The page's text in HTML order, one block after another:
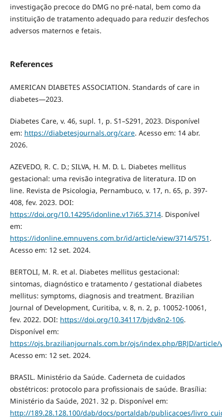
investigação precoce do DMG no pré-natal, bem como da
instituição de tratamento adequado para reduzir desfechos
adversos maternos e fetais.
References
AMERICAN DIABETES ASSOCIATION. Standards of care in
diabetes—2023.
Diabetes Care, v. 46, supl. 1, p. S1–S291, 2023. Disponível
em: https://diabetesjournals.org/care. Acesso em: 14 abr.
2026.
AZEVEDO, R. C. D.; SILVA, H. M. D. L. Diabetes mellitus
gestacional: uma revisão integrativa de literatura. ID on
line. Revista de Psicologia, Pernambuco, v. 17, n. 65, p. 397-
408, fev. 2023. DOI:
https://doi.org/10.14295/idonline.v17i65.3714. Disponível
em:
https://idonline.emnuvens.com.br/id/article/view/3714/5751 .
Acesso em: 12 set. 2024.
BERTOLI, M. R. et al. Diabetes mellitus gestacional:
sintomas, diagnóstico e tratamento / gestational diabetes
mellitus: symptoms, diagnosis and treatment. Brazilian
Journal of Development, Curitiba, v. 8, n. 2, p. 10052-10061,
fev. 2022. DOI: https://doi.org/10.34117/bjdv8n2-106.
Disponível em:
https://ojs.brazilianjournals.com.br/ojs/index.php/BRJD/article/
Acesso em: 12 set. 2024.
BRASIL. Ministério da Saúde. Caderneta de cuidados
obstétricos: protocolo para profissionais de saúde. Brasília:
Ministério da Saúde, 2021. 32 p. Disponível em:
http://189.28.128.100/dab/docs/portaldab/publicacoes/